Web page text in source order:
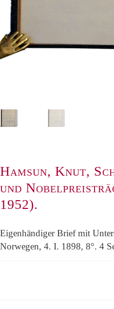
Hamsun, Knut,
und
1952).
Eigenhändiger Brief mit
Norwegen, 4. I. 1898, 8°. 4